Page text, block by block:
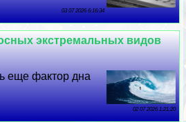
03 07 2026 6:16:34
экстремальных видов
еще фактор дна
02 07 2026 1:21:20